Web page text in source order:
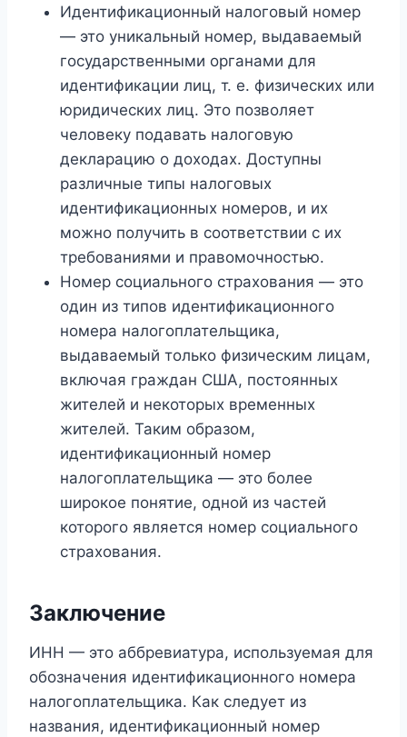
Идентификационный налоговый номер
— это уникальный номер, выдаваемый
государственными органами для
идентификации лиц, т. е. физических или
юридических лиц. Это позволяет
человеку подавать налоговую
декларацию о доходах. Доступны
различные типы налоговых
идентификационных номеров, и их
можно получить в соответствии с их
требованиями и правомочностью.
Номер социального страхования — это
один из типов идентификационного
номера налогоплательщика,
выдаваемый только физическим лицам,
включая граждан США, постоянных
жителей и некоторых временных
жителей. Таким образом,
идентификационный номер
налогоплательщика — это более
широкое понятие, одной из частей
которого является номер социального
страхования.
Заключение
ИНН — это аббревиатура, используемая для
обозначения идентификационного номера
налогоплательщика. Как следует из
названия, идентификационный номер